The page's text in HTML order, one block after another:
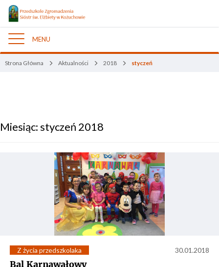
Nawigacja
MENU
Strona Główna Aktualności 2018 styczeń
Miesiąc:styczeń 2018
Z życia przedszkolaka 30.01.2018
Bal Karnawałowy